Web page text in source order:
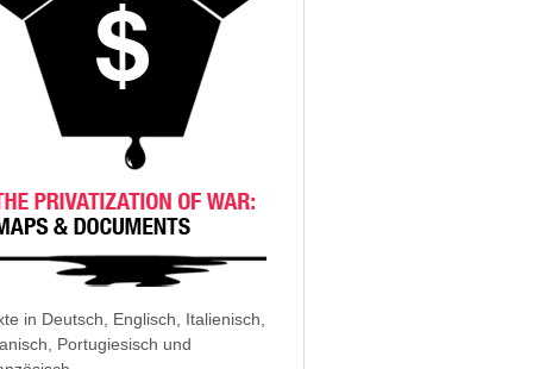
in Deutsch, Englisch, Italienisch,
Portugiesisch und